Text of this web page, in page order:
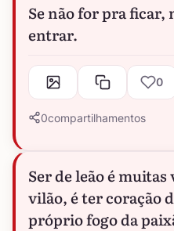
Se não for pra ficar,
entrar.
0
0compartilhamentos
Ser de leão é
vilão, é ter coração
próprio fogo da